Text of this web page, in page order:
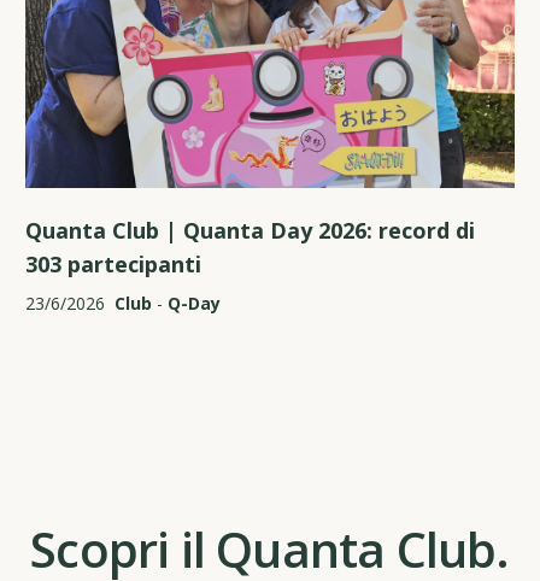
Quanta Club | Quanta Day 2026: record di
303 partecipanti
23/6/2026 Club - Q-Day
Scopri il Quanta Club.